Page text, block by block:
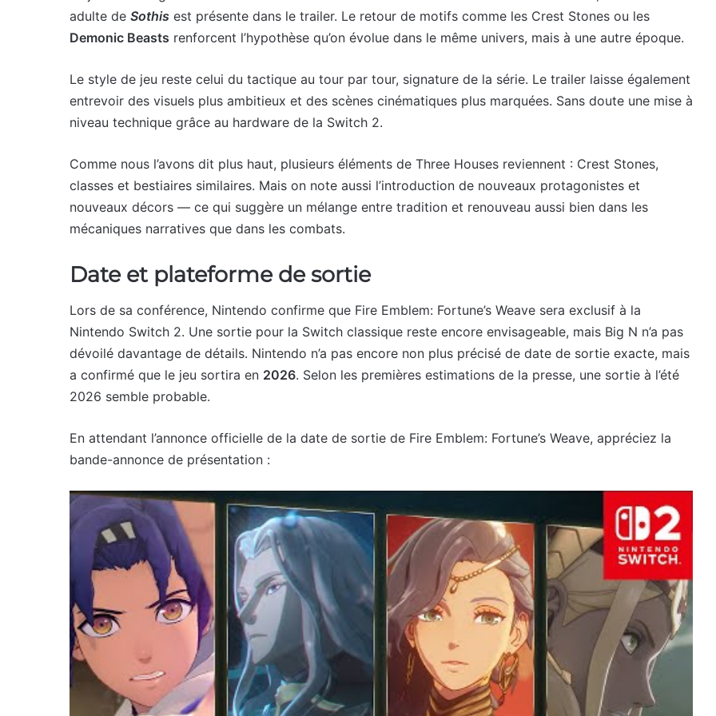
adulte de Sothis est présente dans le trailer. Le retour de motifs comme les Crest Stones ou les
Demonic Beasts renforcent l’hypothèse qu’on évolue dans le même univers, mais à une autre époque.
Le style de jeu reste celui du tactique au tour par tour, signature de la série. Le trailer laisse également
entrevoir des visuels plus ambitieux et des scènes cinématiques plus marquées. Sans doute une mise à
niveau technique grâce au hardware de la Switch 2.
Comme nous l’avons dit plus haut, plusieurs éléments de Three Houses reviennent : Crest Stones,
classes et bestiaires similaires. Mais on note aussi l’introduction de nouveaux protagonistes et
nouveaux décors — ce qui suggère un mélange entre tradition et renouveau aussi bien dans les
mécaniques narratives que dans les combats.
Date et plateforme de sortie
Lors de sa conférence, Nintendo confirme que Fire Emblem: Fortune’s Weave sera exclusif à la
Nintendo Switch 2. Une sortie pour la Switch classique reste encore envisageable, mais Big N n’a pas
dévoilé davantage de détails. Nintendo n’a pas encore non plus précisé de date de sortie exacte, mais
a confirmé que le jeu sortira en 2026. Selon les premières estimations de la presse, une sortie à l’été
2026 semble probable.
En attendant l’annonce officielle de la date de sortie de Fire Emblem: Fortune’s Weave, appréciez la
bande-annonce de présentation :